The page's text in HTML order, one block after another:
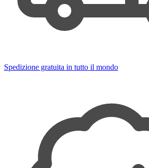
Spedizione gratuita in tutto il mondo